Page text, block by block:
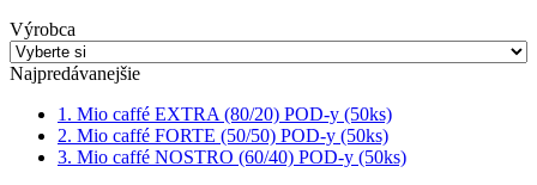
Výrobca
Najpredávanejšie
1. Mio caffé EXTRA (80/20) POD-y (50ks)
2. Mio caffé FORTE (50/50) POD-y (50ks)
3. Mio caffé NOSTRO (60/40) POD-y (50ks)